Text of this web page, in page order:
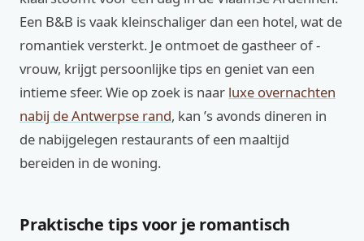
Een B&B is vaak kleinschaliger dan een hotel, wat de
romantiek versterkt. Je ontmoet de gastheer of -
vrouw, krijgt persoonlijke tips en geniet van een
intieme sfeer. Wie op zoek is naar luxe overnachten
nabij de Antwerpse rand, kan ’s avonds dineren in
de nabijgelegen restaurants of een maaltijd
bereiden in de woning.
Praktische tips voor je romantisch